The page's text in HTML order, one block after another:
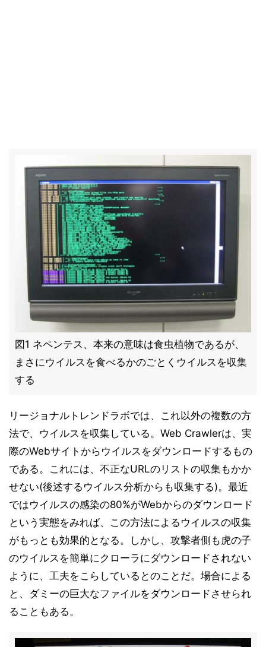
図1 ネペンテス、本来の意味は食虫植物であるが、
まさにウイルスを食べるかのごとくウイルスを収集
する
リージョナルトレンドラボでは、これ以外の複数の方
法で、ウイルスを収集している。Web Crawlerは、実
際のWebサイトからウイルスをダウンロードするもの
である。これには、不正なURLのリストの収集もかか
せない(後述するウイルス分析からも収集する)。最近
ではウイルスの感染の80%がWebからのダウンロード
という実態をみれば、この方法によるウイルスの収集
がもっとも効果的となる。しかし、攻撃者側も虎の子
のウイルスを簡単にクローラにダウンロードされない
ように、工夫をこらしているとのことだ。場合による
と、ダミーの巨大なファイルをダウンロードさせられ
ることもある。